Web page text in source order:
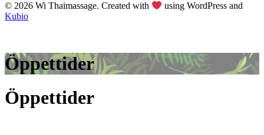
© 2026 Wi Thaimassage. Created with
using WordPress and
Kubio
Öppettider
Öppettider